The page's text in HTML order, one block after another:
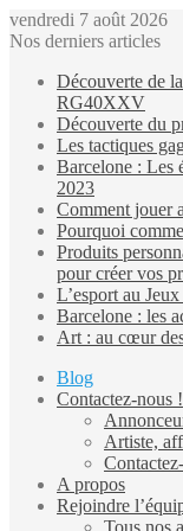
vendredi 7 août 2026
Nos derniers articles
Découverte de
RG40XXV
Découverte du
Les tactiques
Barcelone : Les
2023
Comment jouer
Pourquoi
Produits
pour créer vos
L’esport au
Barcelone : les
Art : au cœur
Blog
Contactez-nous !
Artiste,
A propos
Rejoindre
Tous nos